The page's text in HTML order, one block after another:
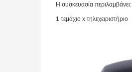
Η συσκευασία περιλαμβάνει:
1 τεμάχιο x τηλεχειριστήριο